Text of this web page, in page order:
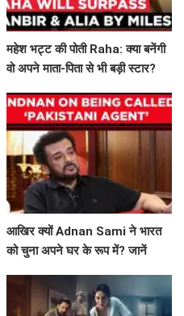
महेश भट्ट की पोती Raha: क्या बनेंगी
वो अपने माता-पिता से भी बड़ी स्टार?
आखिर क्यों Adnan Sami ने भारत
को चुना अपने घर के रूप में? जानें